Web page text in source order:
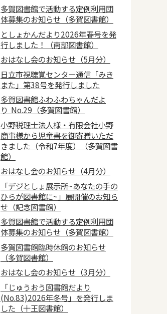
多賀図書館で活動する定例利用団
体募集のお知らせ（多賀図書館）
としょかんだより2026年春号を発
行しました！（南部図書館）
おはなし会のお知らせ（5月分）
日立市視聴覚センター通信「みき
また」第38号を発行しました
多賀図書館ふわふわちゃんだよ
り No.29（多賀図書館）
小野税理士法人様・有限会社小野
商事様から児童書を御寄贈いただ
きました（令和7年度）（多賀図書
館）
おはなし会のお知らせ（4月分）
「デジとしょ展示所~あなたの手の
ひらが図書館に~」展開催のお知ら
せ（記念図書館）
多賀図書館で活動する定例利用団
体募集のお知らせ（多賀図書館）
多賀図書館臨時休館のお知らせ
（多賀図書館）
おはなし会のお知らせ（3月分）
「じゅうおう図書館だより
(No.83)2026年冬号」を発行しま
した（十王図書館）